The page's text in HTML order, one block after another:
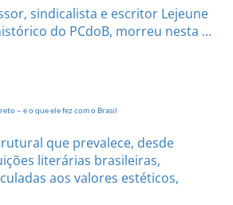
sindicalista e escritor Lejeune
do PCdoB, morreu nesta ...
– e o que ele fez com o Brasil
que prevalece, desde
literárias brasileiras,
aos valores estéticos,